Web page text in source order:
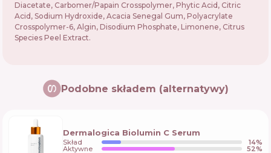
Diacetate, Carbomer/Papain Crosspolymer, Phytic Acid, Citric
Acid, Sodium Hydroxide, Acacia Senegal Gum, Polyacrylate
Crosspolymer-6, Algin, Disodium Phosphate, Limonene, Citrus
Species Peel Extract.
Podobne składem (alternatywy)
Dermalogica Biolumin C Serum
Skład 14%
Aktywne 52%